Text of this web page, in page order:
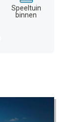
Speeltuin
binnen